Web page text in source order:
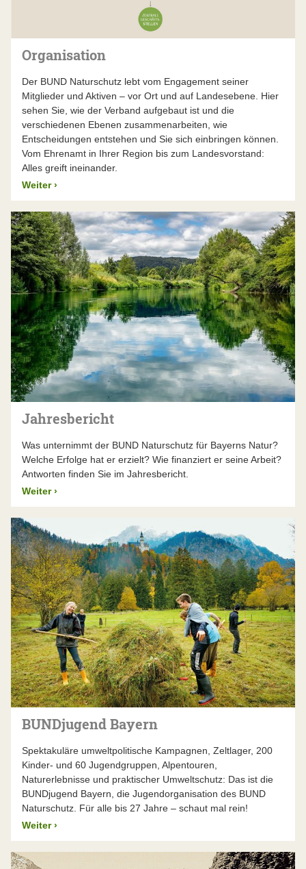
Der BUND Naturschutz lässt seinen Jahresabschluss –
über die gesetzlichen Verpflichtungen hinaus – von
einem unabhängigen Wirtschaftsprüfer unter die Lupe
Küffner & Partner prüfte die Zahlen im Frühjahr 2026
Mehr Infos finden Sie im aktuellen Jahresbericht
Organisation
Der BUND Naturschutz lebt vom Engagement seiner
Mitglieder und Aktiven – vor Ort und auf Landesebene. Hier
sehen Sie, wie der Verband aufgebaut ist und die
verschiedenen Ebenen zusammenarbeiten, wie
Entscheidungen entstehen und Sie sich einbringen können.
Vom Ehrenamt in Ihrer Region bis zum Landesvorstand:
Alles greift ineinander.
Weiter ›
Jahresbericht
Was unternimmt der BUND Naturschutz für Bayerns Natur?
Welche Erfolge hat er erzielt? Wie finanziert er seine Arbeit?
Antworten finden Sie im Jahresbericht.
Weiter ›
BUNDjugend Bayern
Spektakuläre umweltpolitische Kampagnen, Zeltlager, 200
Kinder- und 60 Jugendgruppen, Alpentouren,
Naturerlebnisse und praktischer Umweltschutz: Das ist die
BUNDjugend Bayern, die Jugendorganisation des BUND
Naturschutz. Für alle bis 27 Jahre – schaut mal rein!
Weiter ›